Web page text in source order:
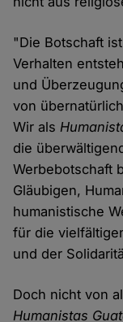
"Die Botschaft
Verhalten
und
von
Wir als
die
Werbebotschaft
Gläubigen,
humanistische
für die
und der
Doch nicht von
Humanistas